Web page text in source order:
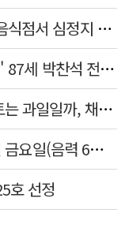
달서소방서 펌뷸런스 대원들, 시장 음식점서 심정지 환자 생명 살려
[털보기자의 '그사람']"一生이 모험" 87세 박찬석 전 경북대 총장
[이야기로 만나는 약선(藥膳)]토마토는 과일일까, 채소일까
[더사주 오늘의 띠별 운세] <8월 7일 금요일(음력 6월25일)>
호 선정